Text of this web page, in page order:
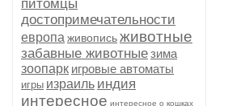
питомцы
достопримечательности
европа живописьживотные
забавные животныезима
зоопарк игровые автоматы
игры израиль индия
интересное интересное о кошках